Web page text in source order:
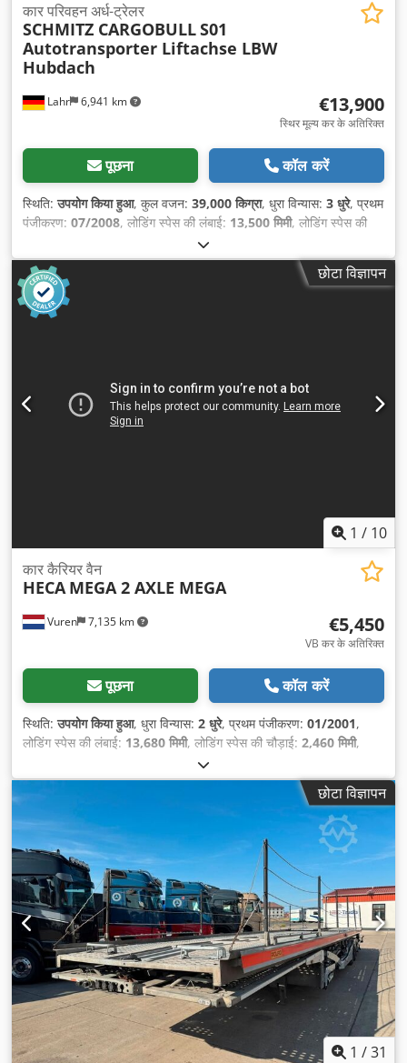
Lahr 6,941 km
कार परिवहन अर्ध-ट्रेलर
SCHMITZ CARGOBULLS01
Autotransporter Liftachse LBW
Hubdach
€13,900
स्थिर मूल्य कर के अतिरिक्त
पूछना कॉल करें
स्थिति:उपयोग किया हुआ, कुल वजन: 39,000 किग्रा, धुरा विन्यास: 3 धुरे, प्रथम
पंजीकरण: 07/2008, लोडिंग स्पेस की लंबाई: 13,500 मिमी, लोडिंग स्पेस की
, लोडिंग स्पेस की ऊँचाई:
99 मी³, उपकरण:एबीएस,
छोटा विज्ञापन
1 / 10
Vuren 7,135 km
कार कैरियर वैन
HECA MEGA 2 AXLE MEGA
€5,450
VB कर के अतिरिक्त
पूछना कॉल करें
स्थिति:उपयोग किया हुआ, धुरा विन्यास: 2 धुरे, प्रथम पंजीकरण: 01/2001,
लोडिंग स्पेस की लंबाई: 13,680 मिमी, लोडिंग स्पेस की चौड़ाई: 2,460 मिमी,
, कुल लंबाई:
2,550 मिमी, कुल ऊँचाई:4,100 मिमी, सस्पेंशन:हवा, टायर का आकार:
एबीएस छोटा विज्ञापन
1 /31